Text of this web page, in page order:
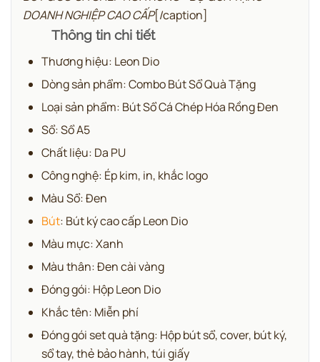
DOANH NGHIỆP CAO CẤP[/caption]
Thông tin chi tiết
Thương hiệu: Leon Dio
Dòng sản phẩm: Combo Bút Sổ Quà Tặng
Loại sản phẩm: Bút Sổ Cá Chép Hóa Rồng Đen
Sổ: Sổ A5
Chất liệu: Da PU
Công nghệ: Ép kim, in, khắc logo
Màu Sổ: Đen
Bút: Bút ký cao cấp Leon Dio
Màu mực: Xanh
Màu thân: Đen cài vàng
Đóng gói: Hộp Leon Dio
Khắc tên: Miễn phí
Đóng gói set quà tặng: Hộp bút sổ, cover, bút ký,
sổ tay, thẻ bảo hành, túi giấy